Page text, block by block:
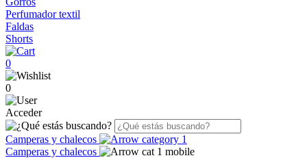
Perfumador textil
Faldas
Shorts
0
0
Acceder
Camperas y chalecos
Camperas y chalecos